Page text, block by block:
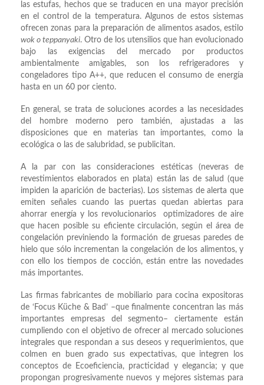
las estufas, hechos que se traducen en una mayor precisión
en el control de la temperatura. Algunos de estos sistemas
ofrecen zonas para la preparación de alimentos asados, estilo
wok o teppanyaki. Otro de los utensilios que han evolucionado
bajo las exigencias del mercado por productos
ambientalmente amigables, son los refrigeradores y
congeladores tipo A++, que reducen el consumo de energía
hasta en un 60 por ciento.
En general, se trata de soluciones acordes a las necesidades
del hombre moderno pero también, ajustadas a las
disposiciones que en materias tan importantes, como la
ecológica o las de salubridad, se publicitan.
A la par con las consideraciones estéticas (neveras de
revestimientos elaborados en plata) están las de salud (que
impiden la aparición de bacterias). Los sistemas de alerta que
emiten señales cuando las puertas quedan abiertas para
ahorrar energía y los revolucionarios optimizadores de aire
que hacen posible su eficiente circulación, según el área de
congelación previniendo la formación de gruesas paredes de
hielo que sólo incrementan la congelación de los alimentos, y
con ello los tiempos de cocción, están entre las novedades
más importantes.
Las firmas fabricantes de mobiliario para cocina expositoras
de ‘Focus Küche & Bad’ –que finalmente concentran las más
importantes empresas del segmento– ciertamente están
cumpliendo con el objetivo de ofrecer al mercado soluciones
integrales que respondan a sus deseos y requerimientos, que
colmen en buen grado sus expectativas, que integren los
conceptos de Ecoeficiencia, practicidad y elegancia; y que
propongan progresivamente nuevos y mejores sistemas para